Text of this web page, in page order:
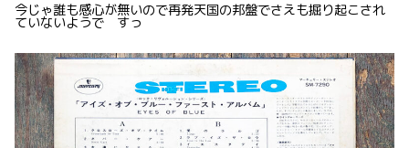
今じゃ誰も感心が無いので再発天国の邦盤でさえも掘り起こされ
ていないようで すっ